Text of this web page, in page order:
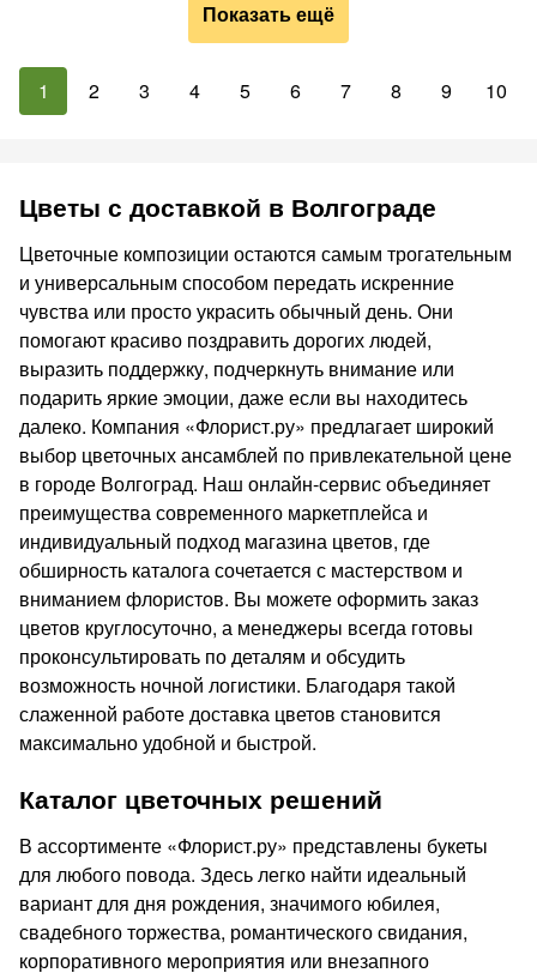
Показать ещё
1 2 3 4 5 6 7 8 9 10
Цветы с доставкой в Волгограде
Цветочные композиции остаются самым трогательным
и универсальным способом передать искренние
чувства или просто украсить обычный день. Они
помогают красиво поздравить дорогих людей,
выразить поддержку, подчеркнуть внимание или
подарить яркие эмоции, даже если вы находитесь
далеко. Компания «Флорист.ру» предлагает широкий
выбор цветочных ансамблей по привлекательной цене
в городе Волгоград. Наш онлайн-сервис объединяет
преимущества современного маркетплейса и
индивидуальный подход магазина цветов, где
обширность каталога сочетается с мастерством и
вниманием флористов. Вы можете оформить заказ
цветов круглосуточно, а менеджеры всегда готовы
проконсультировать по деталям и обсудить
возможность ночной логистики. Благодаря такой
слаженной работе доставка цветов становится
максимально удобной и быстрой.
Каталог цветочных решений
В ассортименте «Флорист.ру» представлены букеты
для любого повода. Здесь легко найти идеальный
вариант для дня рождения, значимого юбилея,
свадебного торжества, романтического свидания,
корпоративного мероприятия или внезапного